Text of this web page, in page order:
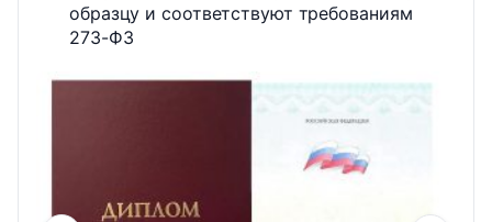
образцу и соответствуют требованиям
273-ФЗ